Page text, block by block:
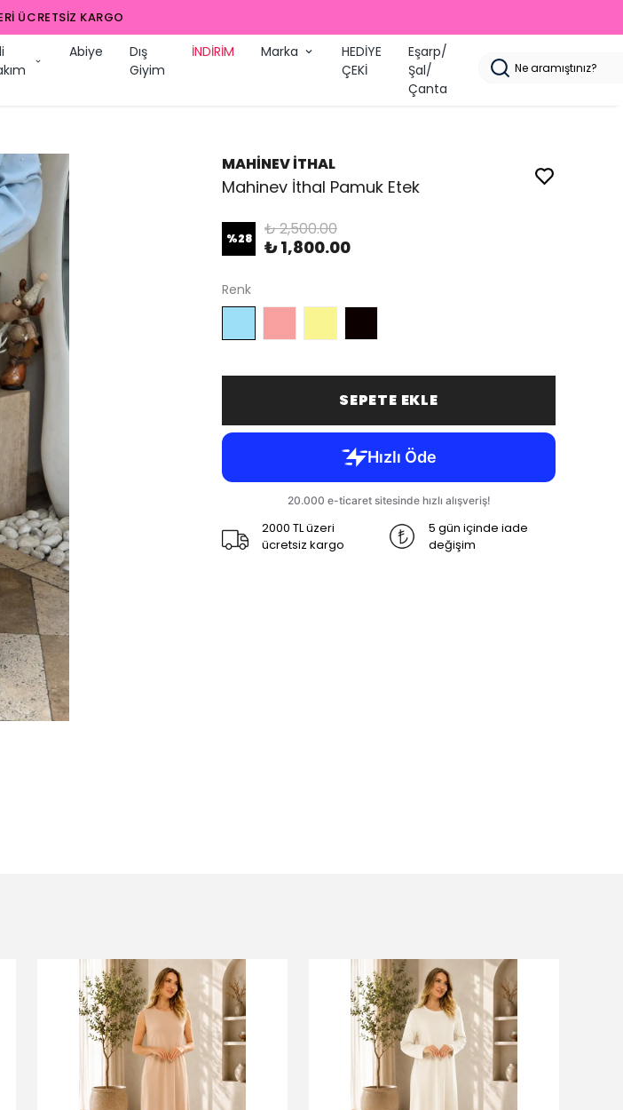
ÜCRETSIZ KARGO
Abiye
Dış
Giyim
İNDİRİM Marka
HEDİYE
ÇEKİ
Eşarp/
Şal/
Çanta
MAHİNEV İTHAL
Mahinev İthal Pamuk Etek
%28 ₺ 2,500.00
₺ 1,800.00
Renk
SEPETE EKLE
2000 TL üzeri
ücretsiz kargo
5 gün içinde iade
değişim